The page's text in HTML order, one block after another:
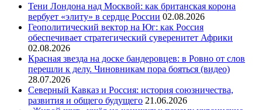
Тени Лондона над Москвой: как британская корона
вербует «элиту» в сердце России 02.08.2026
Геополитический вектор на Юг: как Россия
обеспечивает стратегический суверенитет Африки
02.08.2026
Красная звезда на доске бандеровцев: в Ровно от слов
перешли к делу. Чиновникам пора бояться (видео)
28.07.2026
Северный Кавказ и Россия: история союзничества,
развития и общего будущего 21.06.2026